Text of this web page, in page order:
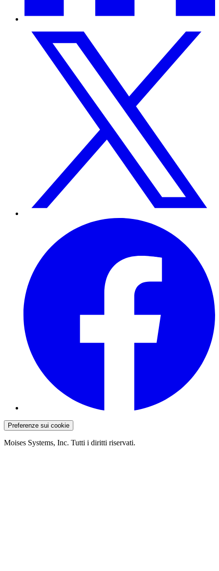
Preferenze sui cookie
Moises Systems, Inc. Tutti i diritti riservati.